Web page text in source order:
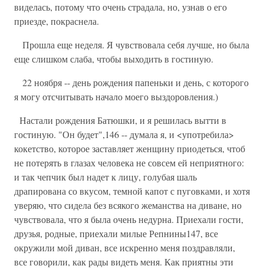
виделась, потому что очень страдала, но, узнав о его
приезде, покраснела.
Прошла еще неделя. Я чувствовала себя лучше, но была
еще слишком слаба, чтобы выходить в гостиную.
22 ноября -- день рождения папеньки и день, с которого
я могу отсчитывать начало моего выздоровления.)
Настали рождения Батюшки, и я решилась вытти в
гостиную. "Он будет",146 -- думала я, и <употребила>
кокетство, которое заставляет женщину приодеться, чтоб
не потерять в глазах человека не совсем ей неприятного:
и так чепчик был надет к лицу, голубая шаль
драпирована со вкусом, темной капот с пуговками, и хотя
уверяю, что сидела без всякого жеманства на диване, но
чувствовала, что я была очень недурна. Приехали гости,
друзья, родные, приехали милые Репнины147, все
окружили мой диван, все искренно меня поздравляли,
все говорили, как рады видеть меня. Как приятны эти